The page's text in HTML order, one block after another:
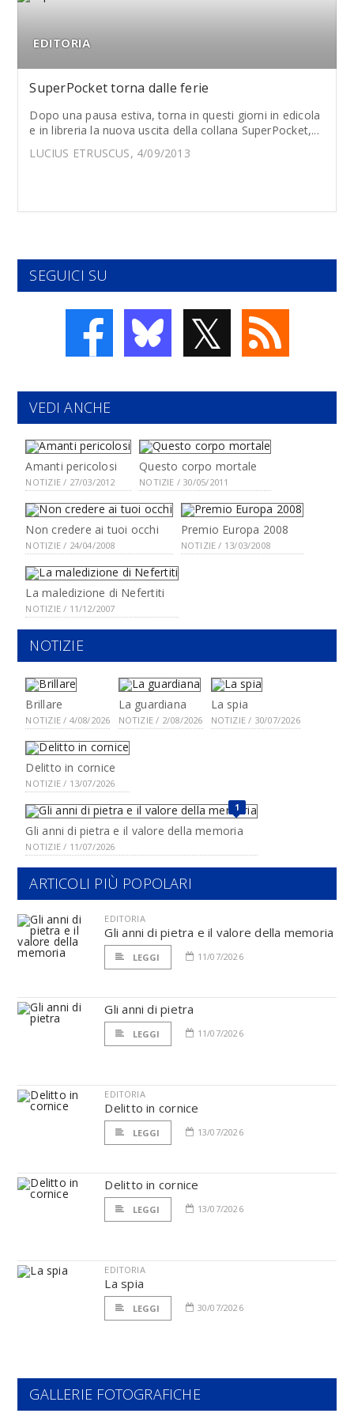
EDITORIA
SuperPocket torna dalle ferie
Dopo una pausa estiva, torna in questi giorni in edicola
e in libreria la nuova uscita della collana SuperPocket,...
LUCIUS ETRUSCUS, 4/09/2013
SEGUICI SU
𝕏
VEDI ANCHE
Amanti pericolosi
NOTIZIE / 27/03/2012
Questo corpo mortale
NOTIZIE / 30/05/2011
Non credere ai tuoi occhi
NOTIZIE / 24/04/2008
Premio Europa 2008
NOTIZIE / 13/03/2008
La maledizione di Nefertiti
NOTIZIE / 11/12/2007
NOTIZIE
Brillare
NOTIZIE / 4/08/2026
La guardiana
NOTIZIE / 2/08/2026
La spia
NOTIZIE / 30/07/2026
Delitto in cornice
NOTIZIE / 13/07/2026
1
Gli anni di pietra e il valore della memoria
NOTIZIE / 11/07/2026
ARTICOLI PIÙ POPOLARI
EDITORIA
Gli anni di pietra e il valore della memoria
LEGGI 11/07/2026
Gli anni di pietra
LEGGI 11/07/2026
EDITORIA
Delitto in cornice
LEGGI 13/07/2026
Delitto in cornice
LEGGI 13/07/2026
EDITORIA
La spia
LEGGI 30/07/2026
GALLERIE FOTOGRAFICHE